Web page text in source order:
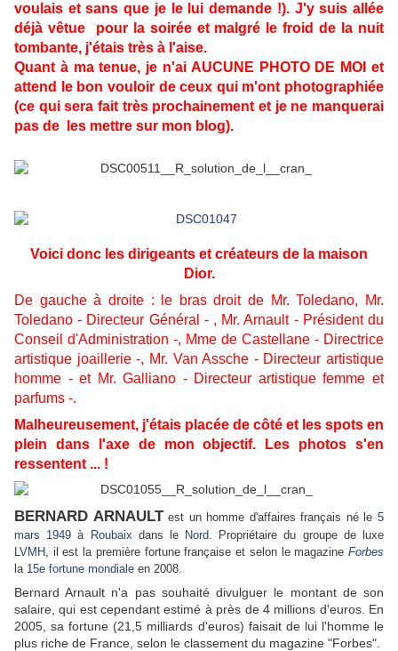
voulais et sans que je le lui demande !). J'y suis allée
déjà vêtue pour la soirée et malgré le froid de la nuit
tombante, j'étais très à l'aise.
Quant à ma tenue, je n'ai AUCUNE PHOTO DE MOI et
attend le bon vouloir de ceux qui m'ont photographiée
(ce qui sera fait très prochainement et je ne manquerai
pas de les mettre sur mon blog).
Voici donc les dirigeants et créateurs de la maison
Dior.
De gauche à droite : le bras droit de Mr. Toledano, Mr.
Toledano - Directeur Général - , Mr. Arnault - Président du
Conseil d'Administration -, Mme de Castellane - Directrice
artistique joaillerie -, Mr. Van Assche - Directeur artistique
homme - et Mr. Galliano - Directeur artistique femme et
parfums -.
Malheureusement, j'étais placée de côté et les spots en
plein dans l'axe de mon objectif. Les photos s'en
ressentent ... !
BERNARD ARNAULT est un homme d'affaires français né le5
mars 1949 à Roubaix dans le Nord . Propriétaire du groupe de luxe
LVMH
, il est la première fortune française et selon le magazine Forbes
la 15e fortune mondiale en 2008.
Bernard Arnault n'a pas souhaité divulguer le montant de son
salaire, qui est cependant estimé à près de 4 millions d'euros. En
2005, sa fortune (21,5 milliards d'euros) faisait de lui l'homme le
plus riche de France, selon le classement du magazine "Forbes".